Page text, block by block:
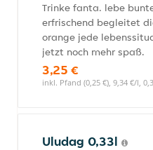
Trinke fanta. lebe
erfrischend begleitet
orange jede
jetzt noch mehr spaß.
3,25 €
inkl. Pfand (0,25 €), 9,34 €/l,
Uludag 0,33l